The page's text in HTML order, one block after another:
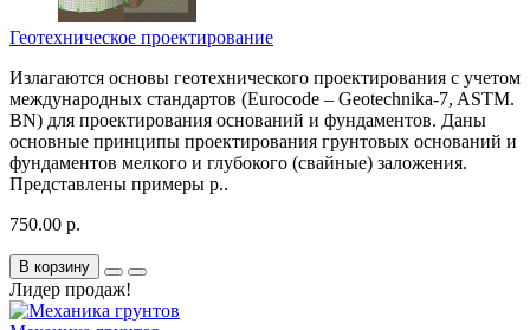
Геотехническое проектирование
Излагаются основы геотехнического проектирования с учетом
международных стандартов (Eurocode – Geotechnika-7, ASTM.
BN) для проектирования оснований и фундаментов. Даны
основные принципы проектирования грунтовых оснований и
фундаментов мелкого и глубокого (свайные) заложения.
Представлены примеры р..
750.00 р.
В корзину
Лидер продаж!